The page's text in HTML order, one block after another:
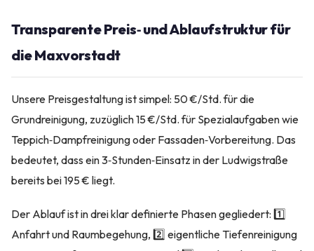
Transparente Preis‑ und Ablaufstruktur für
die Maxvorstadt
Unsere Preisgestaltung ist simpel: 50 €/Std. für die
Grundreinigung, zuzüglich 15 €/Std. für Spezialaufgaben wie
Teppich‑Dampfreinigung oder Fassaden‑Vorbereitung. Das
bedeutet, dass ein 3‑Stunden‑Einsatz in der Ludwigstraße
bereits bei 195 € liegt.
Der Ablauf ist in drei klar definierte Phasen gegliedert: 1️⃣
Anfahrt und Raumbegehung, 2️⃣ eigentliche Tiefenreinigung